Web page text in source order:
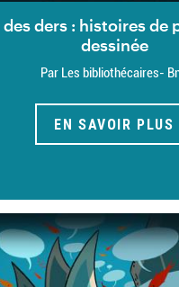
des ders : histoires de
dessinée
Par Les bibliothécaires-
EN SAVOIR PLUS